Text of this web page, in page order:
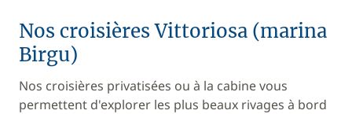
Nos croisières Vittoriosa (marina
Birgu)
Nos croisières privatisées ou à la cabine vous
permettent d'explorer les plus beaux rivages à bord